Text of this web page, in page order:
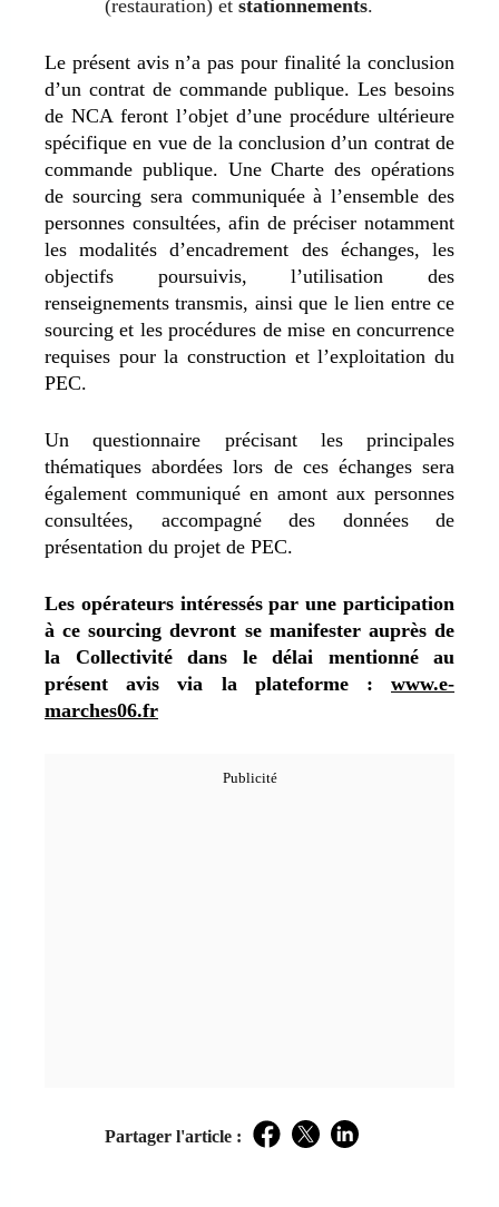
(restauration) et stationnements.
Le présent avis n’a pas pour finalité la conclusion
d’un contrat de commande publique. Les besoins
de NCA feront l’objet d’une procédure ultérieure
spécifique en vue de la conclusion d’un contrat de
commande publique. Une Charte des opérations
de sourcing sera communiquée à l’ensemble des
personnes consultées, afin de préciser notamment
les modalités d’encadrement des échanges, les
objectifs poursuivis, l’utilisation des
renseignements transmis, ainsi que le lien entre ce
sourcing et les procédures de mise en concurrence
requises pour la construction et l’exploitation du
PEC.
Un questionnaire précisant les principales
thématiques abordées lors de ces échanges sera
également communiqué en amont aux personnes
consultées, accompagné des données de
présentation du projet de PEC.
Les opérateurs intéressés par une participation
à ce sourcing devront se manifester auprès de
la Collectivité dans le délai mentionné au
présent avis via la plateforme : www.e-
marches06.fr
Partager l'article : Facebook
TwitterLinkedIn